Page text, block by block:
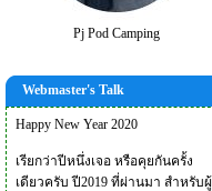
Pj Pod Camping
Webmaster's Talk
Happy New Year 2020
เรียกว่าปีหนึ่งเจอ หรือคุยกันครั้ง
เดียวครับ ปี2019 ที่ผ่านมา สำหรับผู้